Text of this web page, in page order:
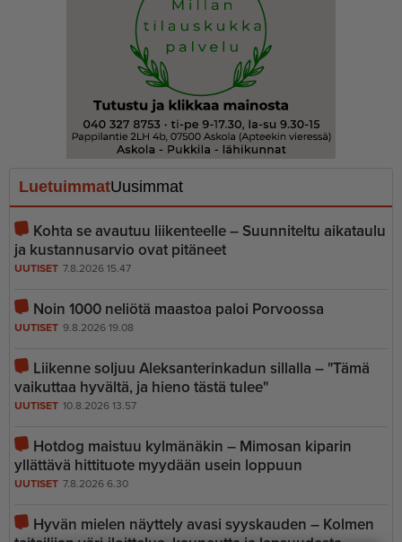
LuetuimmatUusimmat
Kohta se avautuu liikenteelle – Suunniteltu aikataulu
ja kustannusarvio ovat pitäneet
UUTISET 7.8.2026 15.47
Noin 1000 neliötä maastoa paloi Porvoossa
UUTISET 9.8.2026 19.08
Liikenne soljuu Aleksanterinkadun sillalla – "Tämä
vaikuttaa hyvältä, ja hieno tästä tulee"
UUTISET 10.8.2026 13.57
Hotdog maistuu kylmänäkin – Mimosan kiparin
yllättävä hittituote myydään usein loppuun
UUTISET 7.8.2026 6.30
Hyvän mielen näyttely avasi syyskauden – Kolmen